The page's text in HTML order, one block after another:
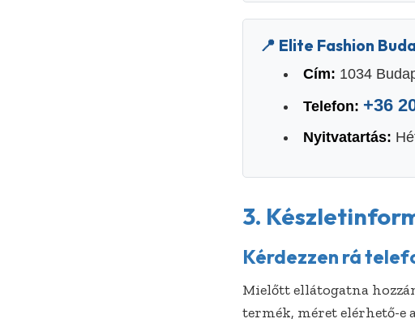
📍 Elite Fashion
Cím: 1034
Telefon: +36
Nyitvatartás:
3.
Kérdezzen rá
Mielőtt ellátogatna
termék, méret elérhető-e